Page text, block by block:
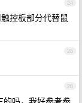
24
控板部分代替鼠
25
26
的吗，我好参考参